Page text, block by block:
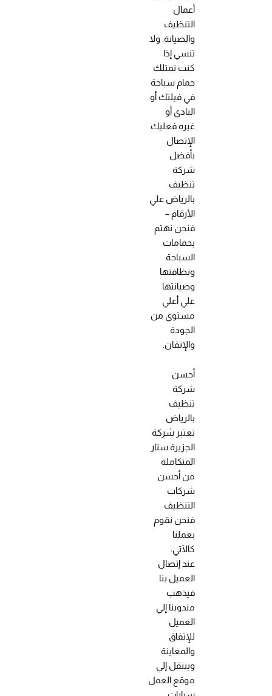
أعمال
التنظيف
والصيانة. ولا
تنسي إذا
كنت تمتلك
حمام سباحة
في فيلتك أو
النادي أو
غيره فعليك
الإتصال
بأفضل
شركة
تنظيف
بالرياض علي
الأرقام –
فنحن نهتم
بحمامات
السباحة
ونظافتها
وصيانتها
علي أعلي
مستوي من
الجودة
والإتقان.
أحسن
شركة
تنظيف
بالرياض
تعتبر شركة
الجزيرة ستار
المتكاملة
من أحسن
شركات
التنظيف
فنحن نقوم
بعملنا
كالآتي:
عند إتصال
العميل بنا
فيذهب
مندوبنا إلي
العميل
للإتفاق
والمعاينة
وينتقل إلي
موقع العمل